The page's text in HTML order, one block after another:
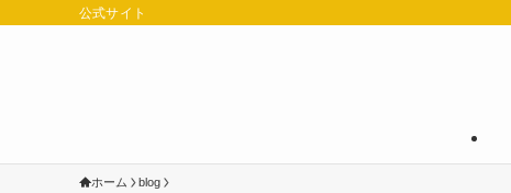
公式サイト
ホーム blog